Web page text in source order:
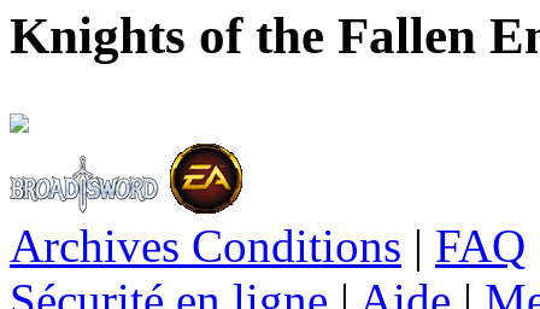
Knights of the Fallen
Archives Conditions | FAQ